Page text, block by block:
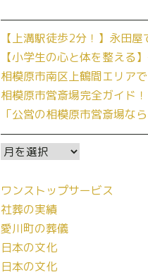
【上溝駅徒歩2分！】永田
【小学生の心と体を整える
相模原市南区上鶴間エリア
相模原市営斎場完全ガイド！
「公営の相模原市営斎場な
ア
カ
イ
ブ
ワンストップサービス
社葬の実績
愛川町の葬儀
日本の文化
日本の文化